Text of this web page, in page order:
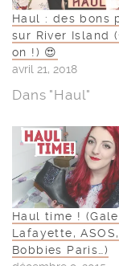
Haul : des bons
sur River Island
on !) 😍
avril 21, 2018
Dans "Haul"
Haul time !
Lafayette, ASOS,
Bobbies Paris…)